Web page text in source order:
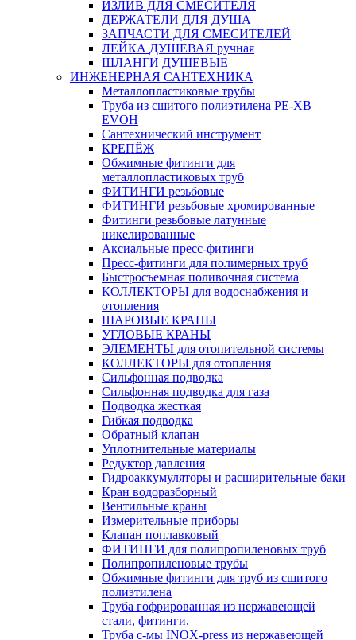
ИЗЛИВ ДЛЯ СМЕСИТЕЛЯ
ДЕРЖАТЕЛИ ДЛЯ ДУША
ЗАПЧАСТИ ДЛЯ СМЕСИТЕЛЕЙ
ЛЕЙКА ДУШЕВАЯ ручная
ШЛАНГИ ДУШЕВЫЕ
ИНЖЕНЕРНАЯ САНТЕХНИКА
Металлопластиковые трубы
Труба из сшитого полиэтилена PE-XB
EVOH
Сантехнический инструмент
КРЕПЁЖ
Обжимные фитинги для
металлопластиковых труб
ФИТИНГИ резьбовые
ФИТИНГИ резьбовые хромированные
Фитинги резьбовые латунные
никелированные
Аксиальные пресс-фитинги
Пресс-фитинги для полимерных труб
Быстросъемная поливочная система
КОЛЛЕКТОРЫ для водоснабжения и
отопления
ШАРОВЫЕ КРАНЫ
УГЛОВЫЕ КРАНЫ
ЭЛЕМЕНТЫ для отопительной системы
КОЛЛЕКТОРЫ для отопления
Сильфонная подводка
Cильфонная подводка для газа
Подводка жесткая
Гибкая подводка
Обратный клапан
Уплотнительные материалы
Редуктор давления
Гидроаккумуляторы и расширительные баки
Кран водоразборный
Вентильные краны
Измерительные приборы
Клапан поплавковый
ФИТИНГИ для полипропиленовых труб
Полипропиленовые трубы
Обжимные фитинги для труб из сшитого
полиэтилена
Труба гофрированная из нержавеющей
стали, фитинги.
Труба с-мы INOX-press из нержавеющей